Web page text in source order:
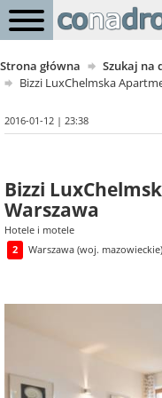
Strona główna Szukaj na
Bizzi LuxChelmska
2016-01-12 | 23:38
Bizzi
Warszawa
Hotele i motele
2
Warszawa (woj. mazowieckie)